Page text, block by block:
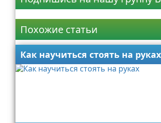
Похожие статьи
Как научиться стоять на руках